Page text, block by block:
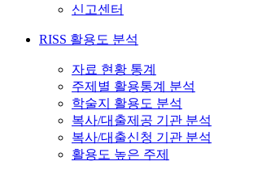
신고센터
RISS 활용도 분석
자료 현황 통계
주제별 활용통계 분석
학술지 활용도 분석
복사/대출제공 기관 분석
복사/대출신청 기관 분석
활용도 높은 주제